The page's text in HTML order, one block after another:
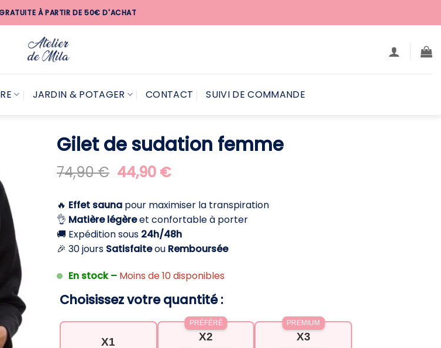
À PARTIR DE 50€ D'ACHAT
JARDIN & POTAGER CONTACT SUIVI DE COMMANDE
Gilet de sudation femme
74,90€ Le
prix
initial
était :
74,90 €.
44,90 €Le
actuel
est :
44,90 €.
🔥 Effet sauna pour maximiser la transpiration
👌 Matière légèreet confortable à porter
🚚 Expédition sous 24h/48h
🎉 30 jours Satisfaiteou Remboursée
En stock – Moins de 10 disponibles
Choisissez votre quantité :
X1 X2
PRÉFÉRÉ
X3
PREMIUM